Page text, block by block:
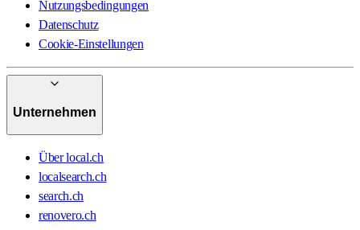
Nutzungsbedingungen
Datenschutz
Cookie-Einstellungen
Unternehmen
Über local.ch
localsearch.ch
search.ch
renovero.ch